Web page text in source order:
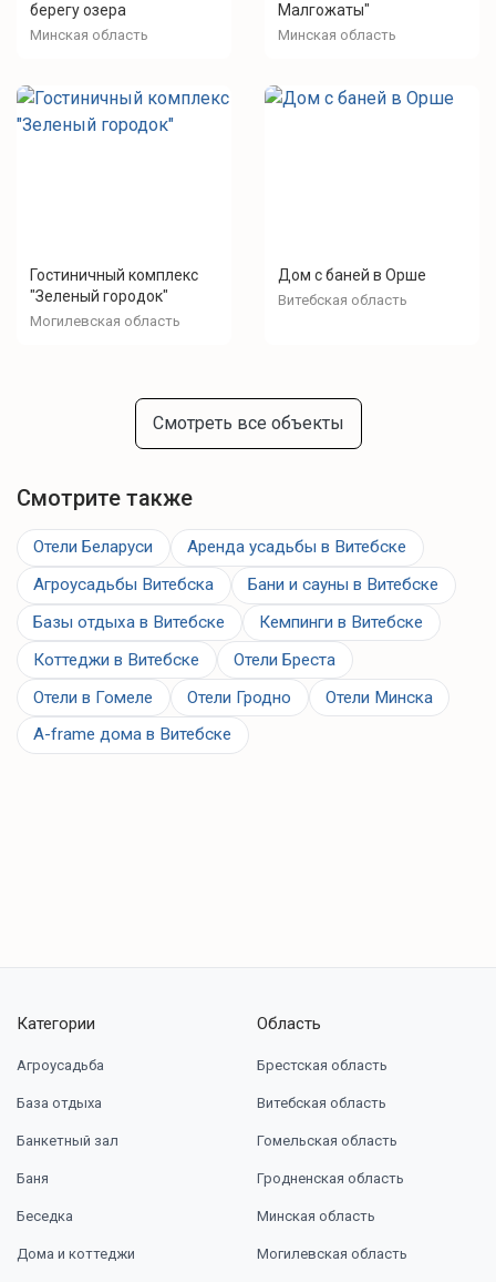
берегу озера
Минская область
Малгожаты"
Минская область
Гостиничный комплекс
"Зеленый городок"
Могилевская область
Дом с баней в Орше
Витебская область
Смотреть все объекты
Смотрите также
Отели Беларуси
Аренда усадьбы в Витебске
Агроусадьбы Витебска
Бани и сауны в Витебске
Базы отдыха в Витебске
Кемпинги в Витебске
Коттеджи в Витебске
Отели Бреста
Отели в Гомеле
Отели Гродно
Отели Минска
A-frame дома в Витебске
Категории
Агроусадьба
База отдыха
Банкетный зал
Баня
Беседка
Дома и коттеджи
Область
Брестская область
Витебская область
Гомельская область
Гродненская область
Минская область
Могилевская область